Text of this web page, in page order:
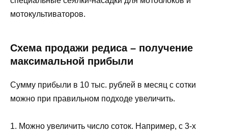
мотокультиваторов.
Схема продажи редиса – получение
максимальной прибыли
Сумму прибыли в 10 тыс. рублей в месяц с сотки
можно при правильном подходе увеличить.
1. Можно увеличить число соток. Например, с 3-х